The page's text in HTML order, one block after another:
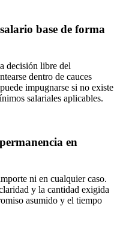
base de forma
decisión libre del
dentro de cauces
impugnarse si no existe
salariales aplicables.
en
ni en cualquier caso.
y la cantidad exigida
asumido y el tiempo